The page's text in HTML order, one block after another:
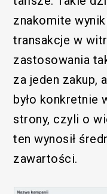
znakomite
transakcje w
zastosowania
za jeden zakup,
było konkretnie
strony, czyli o
ten wynosił
zawartości.